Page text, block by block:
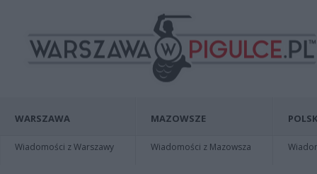
WARSZAWA
Wiadomości z Warszawy
MAZOWSZE
Wiadomości z Mazowsza